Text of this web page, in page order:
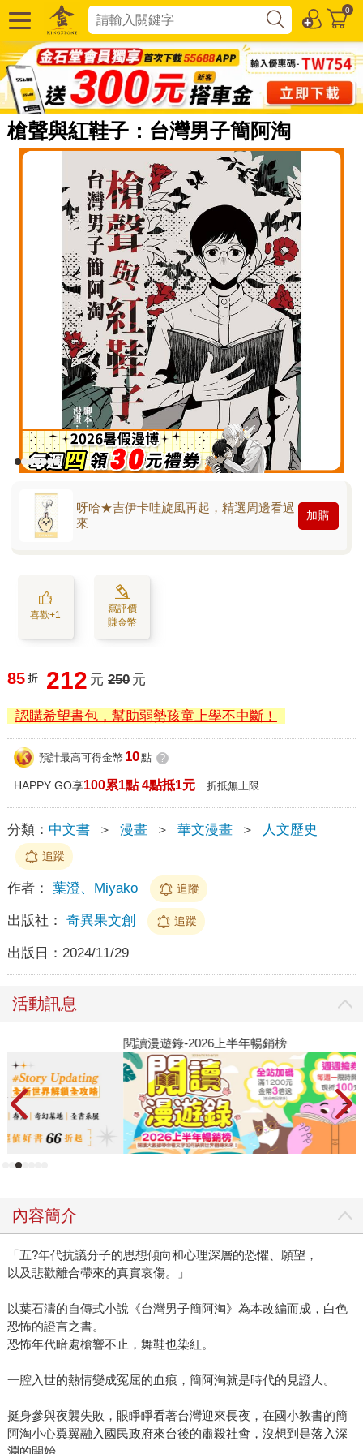
0
槍聲與紅鞋子：台灣男子簡阿淘
呀哈★吉伊卡哇旋風再起，精選周邊看過
來
加購
喜歡+1
寫評價
賺金幣
85 折 212 元 250 元
認購希望書包，幫助弱勢孩童上學不中斷！
預計最高可得金幣 10點 ?
HAPPY GO享100累1點 4點抵1元 折抵無上限
分類： 中文書 ＞ 漫畫 ＞ 華文漫畫 ＞ 人文歷史
追蹤
作者： 葉澄、Miyako 追蹤
出版社： 奇異果文創 追蹤
出版日： 2024/11/29
活動訊息
閱讀漫遊錄-2026上半年暢銷榜
內容簡介
「五?年代抗議分子的思想傾向和心理深層的恐懼、願望，
以及悲歡離合帶來的真實哀傷。」
以葉石濤的自傳式小說《台灣男子簡阿淘》為本改編而成，白色
恐怖的證言之書。
恐怖年代暗處槍響不止，舞鞋也染紅。
一腔入世的熱情變成冤屈的血痕，簡阿淘就是時代的見證人。
挺身參與夜襲失敗，眼睜睜看著台灣迎來長夜，在國小教書的簡
阿淘小心翼翼融入國民政府來台後的肅殺社會，沒想到是落入深
淵的開始……